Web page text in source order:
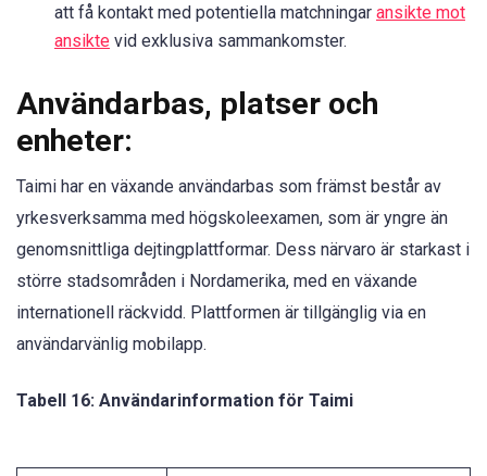
att få kontakt med potentiella matchningar ansikte mot
ansikte vid exklusiva sammankomster.
Användarbas, platser och
enheter:
Taimi har en växande användarbas som främst består av
yrkesverksamma med högskoleexamen, som är yngre än
genomsnittliga dejtingplattformar. Dess närvaro är starkast i
större stadsområden i Nordamerika, med en växande
internationell räckvidd. Plattformen är tillgänglig via en
användarvänlig mobilapp.
Tabell 16: Användarinformation för Taimi